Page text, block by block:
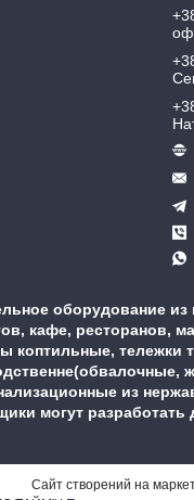
оборудование
кафе, ресторанов,
коптильные,
из
могут
Сайт створений на